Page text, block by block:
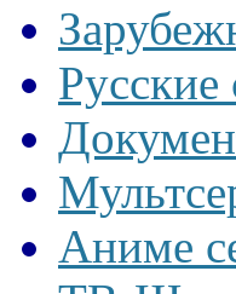
Русские
Аниме